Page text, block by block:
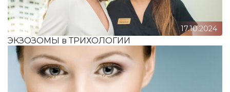
17.10.2024
ЭКЗОЗОМЫ в ТРИХОЛОГИИ